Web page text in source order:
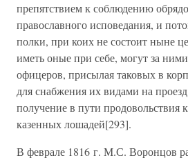
препятствием к соблюдению
православного исповедания, и
полки, при коих не состоит ныне
иметь оные при себе, могут за
офицеров, присылая таковых в
для снабжения их видами на
получение в пути продовольствия
казенных лошадей[293].
В феврале 1816 г. М.С. Воронцов